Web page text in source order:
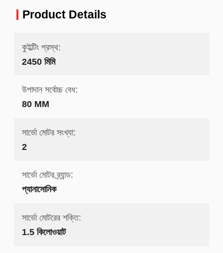
Product Details
কুইল্টিং প্রস্থ:
2450 মিমি
উপাদান সর্বোচ্চ বেধ:
80 MM
সার্ভো মোটর সংখ্যা:
2
সার্ভো মোটর ব্র্যান্ড:
প্যানাসোনিক
সার্ভো মোটরের শক্তি:
1.5 কিলোওয়াট